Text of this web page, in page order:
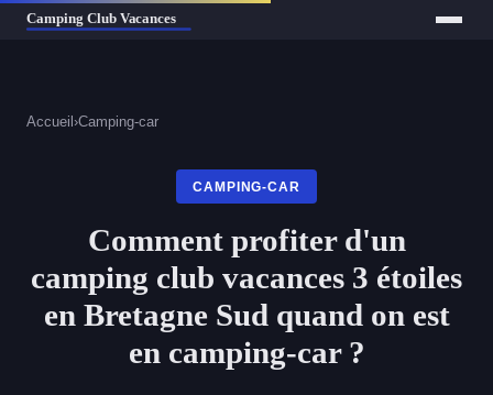
Accueil ›Camping-car
CAMPING-CAR
Comment profiter d'un
camping club vacances 3 étoiles
en Bretagne Sud quand on est
en camping-car ?